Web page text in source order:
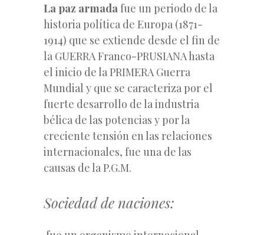
La paz armadafue un periodo de la
historia política de Europa (1871-
1914) que se extiende desde el fin de
la GUERRA Franco-PRUSIANA hasta
el inicio de la PRIMERA Guerra
Mundial y que se caracteriza por el
fuerte desarrollo de la industria
bélica de las potencias y por la
creciente tensión en las relaciones
internacionales, fue una de las
causas de la P.G.M.
Sociedad de naciones: